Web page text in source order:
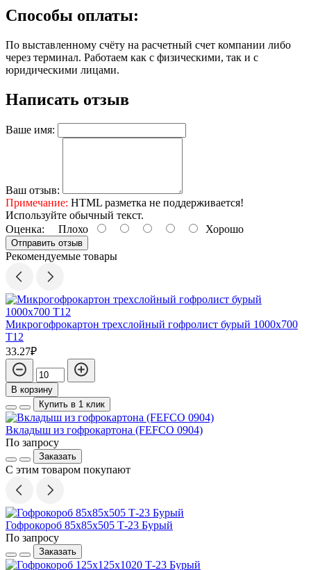
Способы оплаты:
По выставленному счёту на расчетный счет компании либо
через терминал. Работаем как с физическими, так и с
юридическими лицами.
Написать отзыв
Ваше имя:
Ваш отзыв:
Примечание: HTML разметка не поддерживается!
Используйте обычный текст.
Оценка: Плохо Хорошо
Отправить отзыв
Рекомендуемые товары
Микрогофрокартон трехслойный гофролист бурый 1000х700
Т12
33.27₽
В корзину
Купить в 1 клик
Вкладыш из гофрокартона (FEFCO 0904)
По запросу
Заказать
С этим товаром покупают
Гофрокороб 85х85х505 Т-23 Бурый
По запросу
Заказать